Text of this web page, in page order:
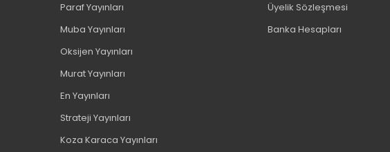
Paraf Yayınları
Muba Yayınları
Oksijen Yayınları
Murat Yayınları
En Yayınları
Strateji Yayınları
Koza Karaca Yayınları
Üyelik Sözleşmesi
Banka Hesapları